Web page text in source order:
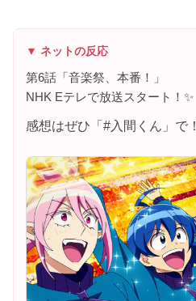
▼ ネットの反応
第6話「音楽祭、本番！」
NHK Eテレで放送スタート！✨
感想はぜひ「#入間くん」で！